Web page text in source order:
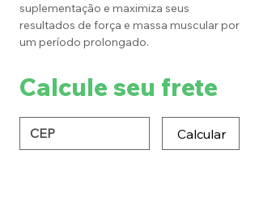
suplementação e maximiza seus
resultados de força e massa muscular por
um período prolongado.
Calcule seu frete
Calcular